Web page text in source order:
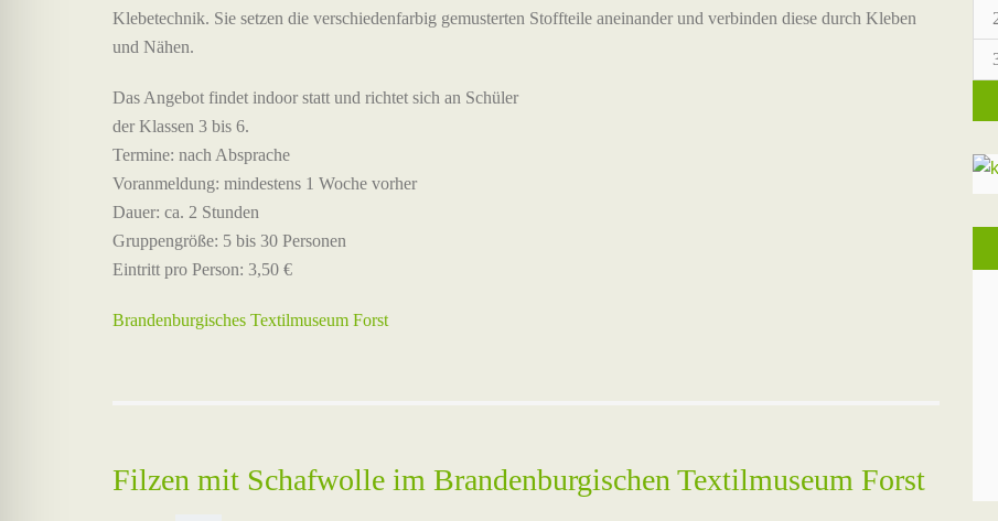
Klebetechnik. Sie setzen die verschiedenfarbig gemusterten Stoffteile aneinander und verbinden diese durch Kleben
und Nähen.
Das Angebot findet indoor statt und richtet sich an Schüler
der Klassen 3 bis 6.
Termine: nach Absprache
Voranmeldung: mindestens 1 Woche vorher
Dauer: ca. 2 Stunden
Gruppengröße: 5 bis 30 Personen
Eintritt pro Person: 3,50 €
Brandenburgisches Textilmuseum Forst
Filzen mit Schafwolle im Brandenburgischen Textilmuseum Forst